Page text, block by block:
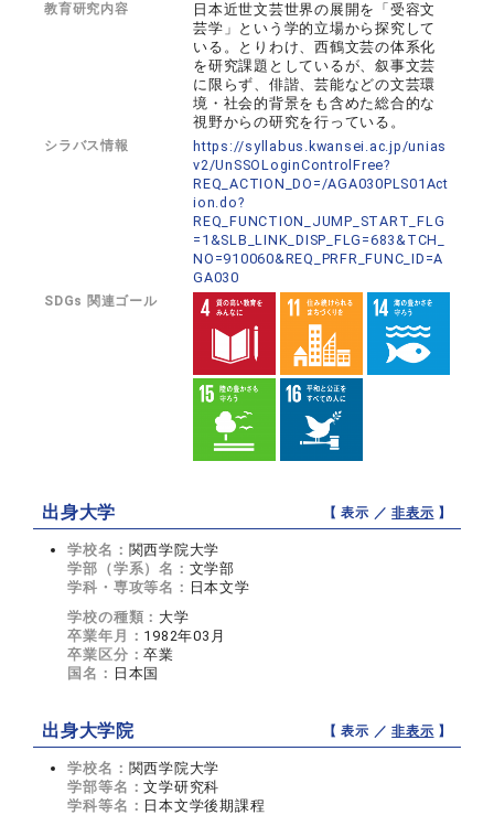
教育研究内容
日本近世文芸世界の展開を「受容文
芸学」という学的立場から探究して
いる。とりわけ、西鶴文芸の体系化
を研究課題としているが、叙事文芸
に限らず、俳諧、芸能などの文芸環
境・社会的背景をも含めた総合的な
視野からの研究を行っている。
シラバス情報
https://syllabus.kwansei.ac.jp/unias
v2/UnSSOLoginControlFree?
REQ_ACTION_DO=/AGA030PLS01Act
ion.do?
REQ_FUNCTION_JUMP_START_FLG
=1&SLB_LINK_DISP_FLG=683&TCH_
NO=910060&REQ_PRFR_FUNC_ID=A
GA030
SDGs 関連ゴール
出身大学 【 表示 ／非表示 】
学校名： 関西学院大学
学部（学系）名： 文学部
学科・専攻等名： 日本文学
学校の種類： 大学
卒業年月： 1982年03月
卒業区分：卒業
国名： 日本国
出身大学院 【 表示 ／非表示 】
学校名： 関西学院大学
学部等名：文学研究科
学科等名： 日本文学後期課程